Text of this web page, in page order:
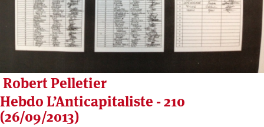
Robert Pelletier
Hebdo L’Anticapitaliste - 210
(26/09/2013)